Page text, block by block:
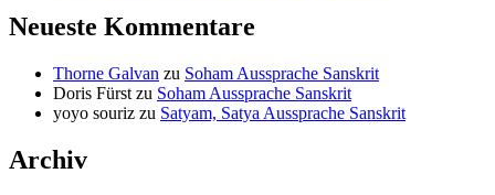
Neueste Kommentare
Thorne Galvan zu Soham Aussprache Sanskrit
Doris Fürst zu Soham Aussprache Sanskrit
yoyo souriz zu Satyam, Satya Aussprache Sanskrit
Archiv